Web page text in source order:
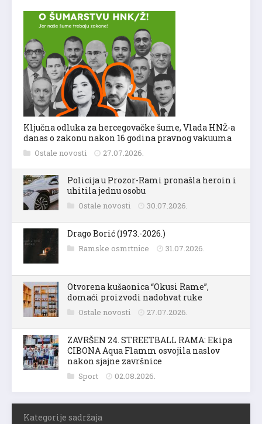
Ključna odluka za hercegovačke šume, Vlada HNŽ-a
danas o zakonu nakon 16 godina pravnog vakuuma
Ostale novosti 27.07.2026.
Policija u Prozor-Rami pronašla heroin i
uhitila jednu osobu
Ostale novosti 30.07.2026.
Drago Borić (1973.-2026.)
Ramske osmrtnice 31.07.2026.
Otvorena kušaonica “Okusi Rame”,
domaći proizvodi nadohvat ruke
Ostale novosti 27.07.2026.
ZAVRŠEN 24. STREETBALL RAMA: Ekipa
CIBONA Aqua Flamm osvojila naslov
nakon sjajne završnice
Sport 02.08.2026.
Kategorije sadržaja